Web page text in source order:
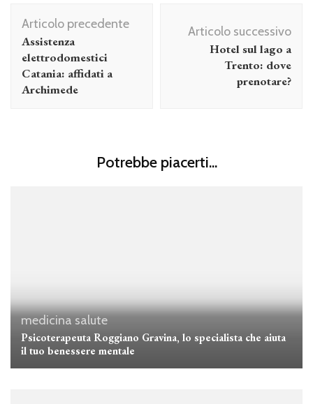
Navigazione
articolo
Articolo precedente
Assistenza
elettrodomestici
Catania: affidati a
Archimede
Articolo successivo
Hotel sul lago a
Trento: dove
prenotare?
Potrebbe piacerti...
medicina salute
Psicoterapeuta Roggiano Gravina, lo specialista che aiuta
il tuo benessere mentale